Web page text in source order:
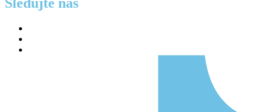
Sledujte nás